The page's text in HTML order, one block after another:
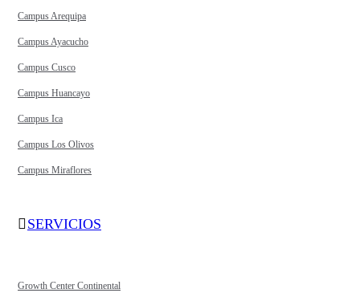
Campus Arequipa
Campus Ayacucho
Campus Cusco
Campus Huancayo
Campus Ica
Campus Los Olivos
Campus Miraflores
SERVICIOS
Growth Center Continental